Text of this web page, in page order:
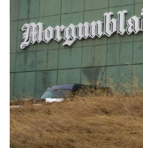
INNLENT
„Stuart Little“ lét flytja